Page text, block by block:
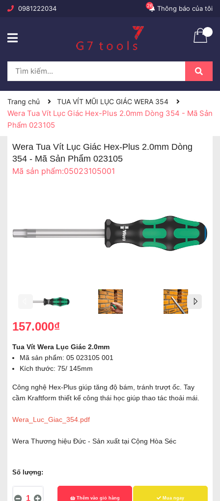
0981222034 Thông báo của tôi
26
Trang chủ TUA VÍT MŨI LỤC GIÁC WERA 354
Wera Tua Vít Lục Giác Hex-Plus 2.0mm Dòng 354 - Mã Sản
Phẩm 023105
Wera Tua Vít Lục Giác Hex-Plus 2.0mm Dòng
354 - Mã Sản Phẩm 023105
Mã sản phẩm:05023105001
157.000₫
Tua Vít Wera Lục Giác 2.0mm
Mã sản phẩm: 05 023105 001
Kích thước: 75/ 145mm
Công nghệ Hex-Plus giúp tăng độ bám, tránh trượt ốc. Tay
cầm Kraftform thiết kế công thái học giúp thao tác thoải mái.
Wera_Luc_Giac_354.pdf
Wera Thương hiệu Đức - Sản xuất tại Cộng Hòa Séc
Số lượng:
Thêm vào giỏ hàng Mua ngay